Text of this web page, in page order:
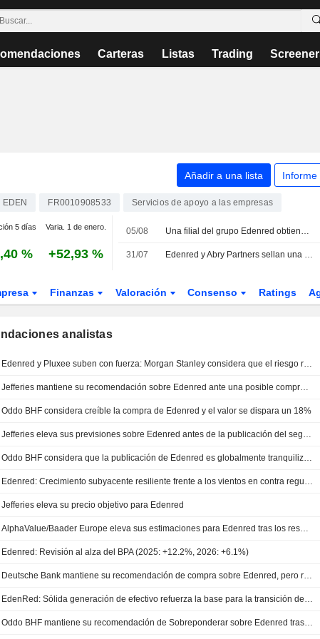
Carteras Listas Trading
Añadir a una lista Informe
EDEN FR0010908533 Servicios de apoyo a las empresas
5 días Varia. 1 de enero.
% +52,93 %
05/08 Una filial del grupo Edenred obtiene la aprobación preliminar para ofrecer servicios de prepago en los Emiratos Árabes Unidos
31/07 Edenred y Abry Partners sellan una alianza estratégica para impulsar la nueva fase de desarrollo de Edenred Pay North America
Finanzas Valoración Consenso Ratings
analistas
Edenred y Pluxee suben con fuerza: Morgan Stanley considera que el riesgo regulatorio ya está descontado
Jefferies mantiene su recomendación sobre Edenred ante una posible compra por parte de BC Partners
Oddo BHF considera creíble la compra de Edenred y el valor se dispara un 18%
Jefferies eleva sus previsiones sobre Edenred antes de la publicación del segundo trimestre
Oddo BHF considera que la publicación de Edenred es globalmente tranquilizadora
Edenred: Crecimiento subyacente resiliente frente a los vientos en contra regulatorios
Jefferies eleva su precio objetivo para Edenred
AlphaValue/Baader Europe eleva sus estimaciones para Edenred tras los resultados del ejercicio 2025
Edenred: Revisión al alza del BPA (2025: +12.2%, 2026: +6.1%)
Deutsche Bank mantiene su recomendación de compra sobre Edenred, pero recorta su precio objetivo
EdenRed: Sólida generación de efectivo refuerza la base para la transición de 2026; persisten expectativas de alta volatilidad
Oddo BHF mantiene su recomendación de Sobreponderar sobre Edenred tras los resultados y previsiones